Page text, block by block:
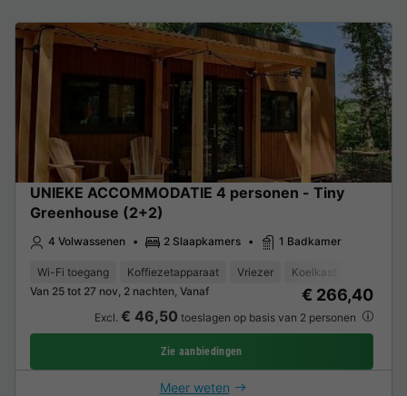
UNIEKE ACCOMMODATIE 4 personen - Tiny
Greenhouse (2+2)
4 Volwassenen 2 Slaapkamers 1 Badkamer
Wi-Fi toegang Koffiezetapparaat Vriezer Koelkast
Van 25 tot 27 nov, 2 nachten, Vanaf
€ 266,40
Excl. € 46,50 toeslagen op basis van 2 personen
Zie aanbiedingen
Meer weten